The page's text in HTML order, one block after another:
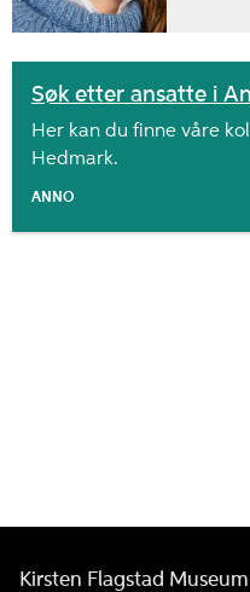
Søk etter ansatte i
Her kan du finne våre
Hedmark.
ANNO
Kirsten Flagstad Museum